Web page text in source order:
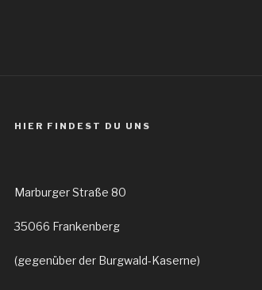
HIER FINDEST DU UNS
Marburger Straße 80
35066 Frankenberg
(gegenüber der Burgwald-Kaserne)